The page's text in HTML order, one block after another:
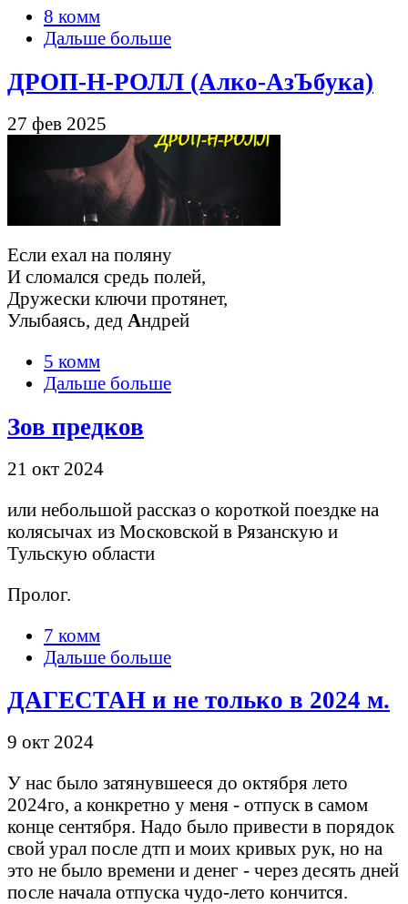
8 комм
Дальше больше
ДРОП-Н-РОЛЛ (Алко-АзЪбука)
27 фев 2025
Если ехал на поляну
И сломался средь полей,
Дружески ключи протянет,
Улыбаясь, дед Андрей
5 комм
Дальше больше
Зов предков
21 окт 2024
или небольшой рассказ о короткой поездке на
колясычах из Московской в Рязанскую и
Тульскую области
Пролог.
7 комм
Дальше больше
ДАГЕСТАН и не только в 2024 м.
9 окт 2024
У нас было затянувшееся до октября лето
2024го, а конкретно у меня - отпуск в самом
конце сентября. Надо было привести в порядок
свой урал после дтп и моих кривых рук, но на
это не было времени и денег - через десять дней
после начала отпуска чудо-лето кончится.